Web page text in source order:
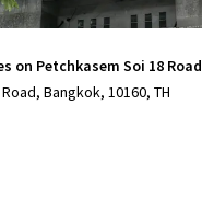
on Petchkasem Soi 18 Road
Bangkok, 10160, TH